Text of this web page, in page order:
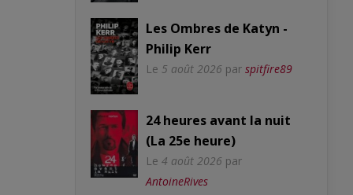
Les Ombres de Katyn -
Philip Kerr
Le 5 août 2026 par spitfire89
24 heures avant la nuit
(La 25e heure)
Le 4 août 2026 par
AntoineRives